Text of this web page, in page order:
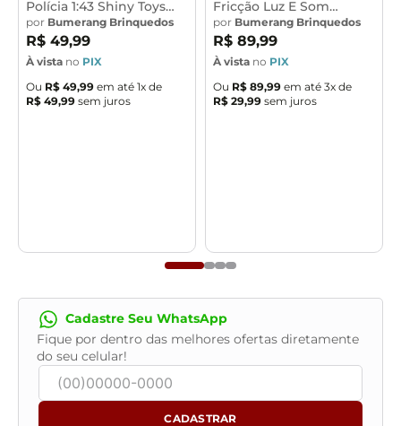
Sucesso de vendas nos Estados Unidos. O carro é
importado também ao Brasil. A velocidade maxima
dele pode chegar a 320 km/h e vai de 0 a 100 km/h em
3.5 segundos.
Largura: 7 cm
Características
Composição: Metal com detalhes em plástico
Marca: Maisto
Linha ou Coleção: Hobby
Cor Predominante: Amarelo
Polícia 1:43 Shiny Toys
001363
por Bumerang Brinquedos
R$ 49,99
À vista no PIX
Ou R$ 49,99 em até 1x de
R$ 49,99 sem juros
Fricção Luz E Som
Vermelho Bbr T014
por Bumerang Brinquedos
R$ 89,99
À vista no PIX
Ou R$ 89,99 em até 3x de
R$ 29,99 sem juros
Cadastre Seu WhatsApp
Fique por dentro das melhores ofertas diretamente
do seu celular!
CADASTRAR